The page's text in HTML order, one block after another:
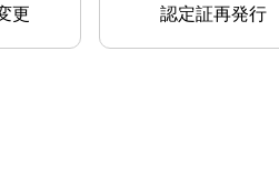
更 認定証再発行